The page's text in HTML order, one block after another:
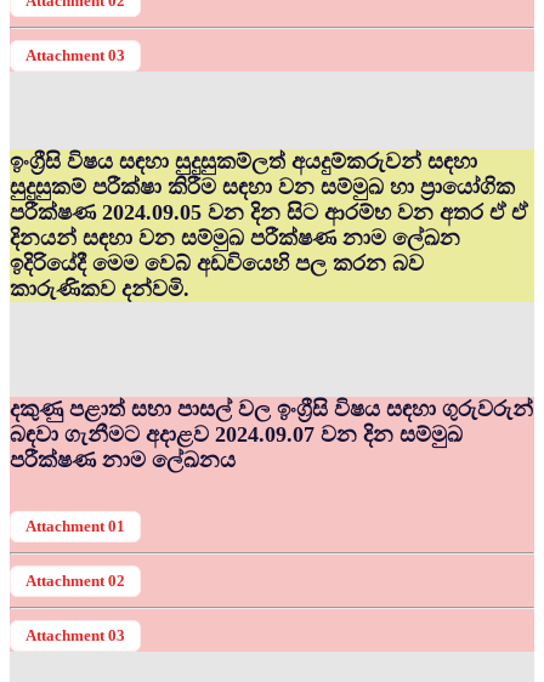
Attachment 03
ඉංග්‍රීසි විෂය සඳහා සුදුසුකම්ලත් අයදුම්කරුවන් සඳහා
සුදුසුකම් පරීක්ෂා කිරීම සඳහා වන සම්මුඛ හා ප්‍රායෝගික
පරීක්ෂණ 2024.09.05 වන දින සිට ආරම්භ වන අතර ඒ ඒ
දිනයන් සඳහා වන සම්මුඛ පරීක්ෂණ නාම ලේඛන
ඉදිරියේදී මෙම වෙබ් අඩවියෙහි පල කරන බව
කාරුණිකව දන්වමි.
දකුණු පළාත් සභා පාසල් වල ඉංග්‍රීසි විෂය සඳහා ගුරුවරුන්
බඳවා ගැනීමට අදාළව 2024.09.07 වන දින සම්මුඛ
පරීක්ෂණ නාම ලේඛනය
Attachment 01
Attachment 02
Attachment 03